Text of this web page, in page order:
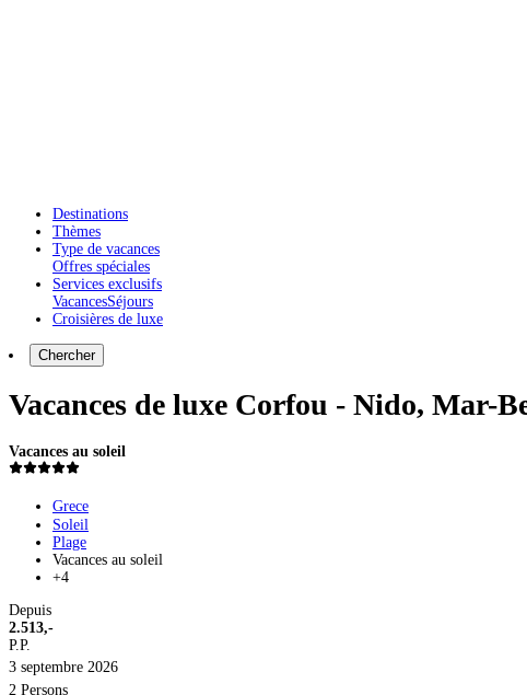
Destinations
Thèmes
Type de vacances
Offres spéciales
Services exclusifs
VacancesSéjours
Croisières de luxe
Chercher
Vacances de luxe Corfou - Nido, Mar-
Vacances au soleil
Grece
Soleil
Plage
Vacances au soleil
+4
Depuis
2.513,-
P.P.
3 septembre 2026
2 Persons